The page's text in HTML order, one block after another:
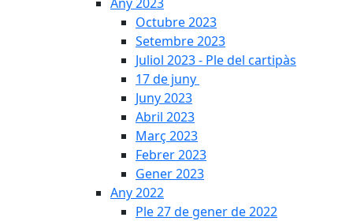
Octubre 2023
Setembre 2023
Juliol 2023 - Ple del cartipàs
17 de juny
Juny 2023
Abril 2023
Març 2023
Febrer 2023
Gener 2023
Any 2022
Ple 27 de gener de 2022